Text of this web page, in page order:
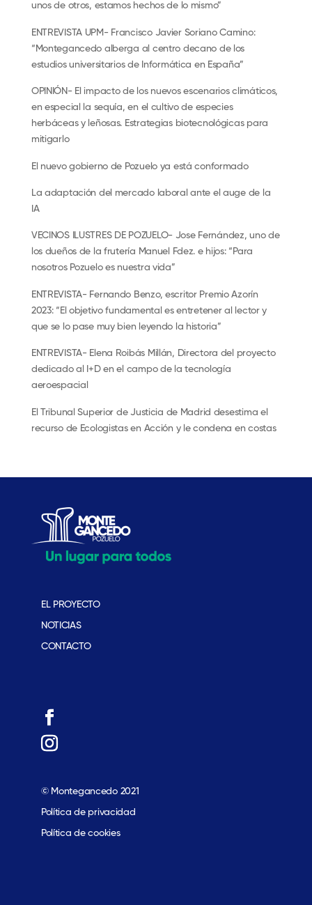
unos de otros, estamos hechos de lo mismo”
ENTREVISTA UPM- Francisco Javier Soriano Camino:
“Montegancedo alberga al centro decano de los
estudios universitarios de Informática en España”
OPINIÓN- El impacto de los nuevos escenarios climáticos,
en especial la sequía, en el cultivo de especies
herbáceas y leñosas. Estrategias biotecnológicas para
mitigarlo
El nuevo gobierno de Pozuelo ya está conformado
La adaptación del mercado laboral ante el auge de la
IA
VECINOS ILUSTRES DE POZUELO- Jose Fernández, uno de
los dueños de la frutería Manuel Fdez. e hijos: “Para
nosotros Pozuelo es nuestra vida”
ENTREVISTA- Fernando Benzo, escritor Premio Azorín
2023: “El objetivo fundamental es entretener al lector y
que se lo pase muy bien leyendo la historia”
ENTREVISTA- Elena Roibás Millán, Directora del proyecto
dedicado al I+D en el campo de la tecnología
aeroespacial
El Tribunal Superior de Justicia de Madrid desestima el
recurso de Ecologistas en Acción y le condena en costas
EL PROYECTO
NOTICIAS
CONTACTO
© Montegancedo 2021
Política de privacidad
Política de cookies